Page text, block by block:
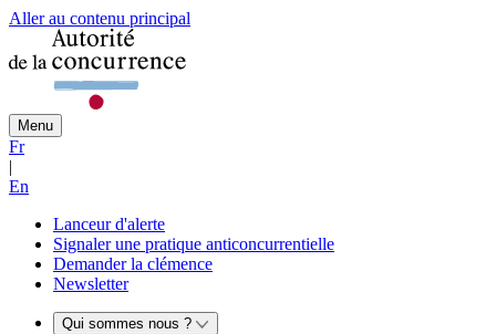
Aller au contenu principal
Menu
Fr
|
En
Lanceur d'alerte
Signaler une pratique anticoncurrentielle
Demander la clémence
Newsletter
Qui sommes nous ?